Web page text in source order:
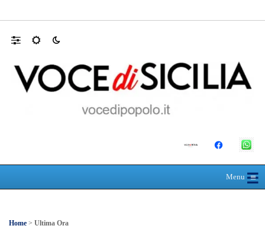
Menu≡
☰
Home > Ultima Ora